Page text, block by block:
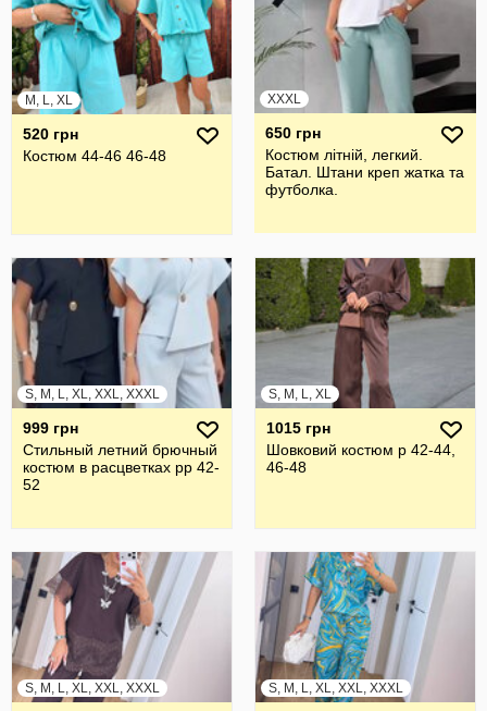
M, L, XL
520 грн
Костюм 44-46 46-48
XXXL
650 грн
Костюм літній, легкий.
Батал. Штани креп жатка та
футболка.
S, M, L, XL, XXL, XXXL
999 грн
Стильный летний брючный
костюм в расцветках рр 42-
52
S, M, L, XL
1015 грн
Шовковий костюм р 42-44,
46-48
S, M, L, XL, XXL, XXXL S, M, L, XL, XXL, XXXL